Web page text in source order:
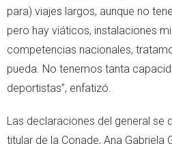
para) viajes largos, aunque no
pero hay viáticos, instalaciones
competencias nacionales,
pueda. No tenemos tanta
deportistas”, enfatizó.
Las declaraciones del general se
titular de la Conade, Ana Gabriela